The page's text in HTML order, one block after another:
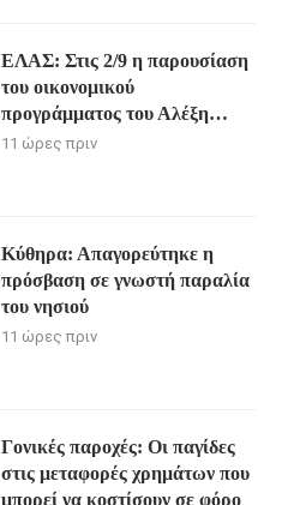
ΕΛΑΣ: Στις 2/9 η παρουσίαση
του οικονομικού
προγράμματος του Αλέξη
Τσίπρα
11 ώρες πριν
Κύθηρα: Απαγορεύτηκε η
πρόσβαση σε γνωστή παραλία
του νησιού
11 ώρες πριν
Γονικές παροχές: Οι παγίδες
στις μεταφορές χρημάτων που
μπορεί να κοστίσουν σε φόρο